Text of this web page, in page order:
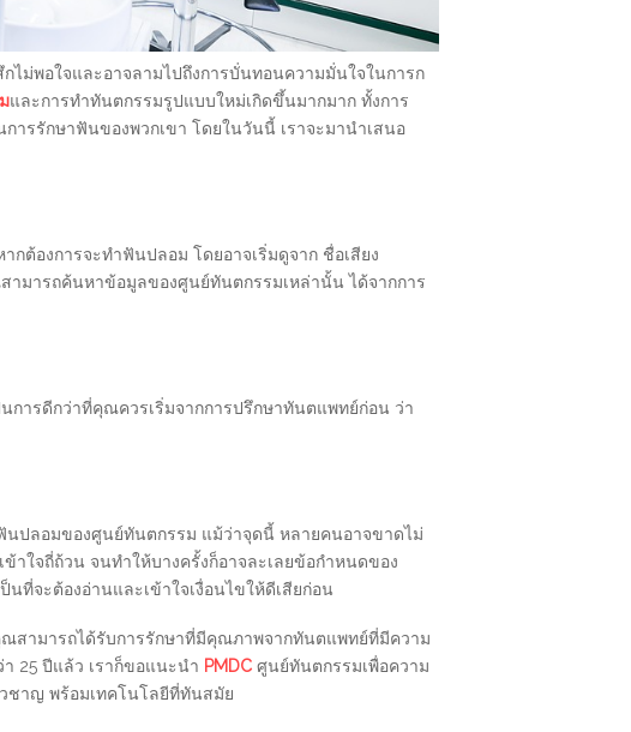
ม่พอใจและอาจลามไปถึงการบั่นทอนความมั่นใจในการก
และการทำทันตกรรมรูปแบบใหม่เกิดขึ้นมากมาก ทั้งการ
รรักษาฟันของพวกเขา โดยในวันนี้ เราจะมานำเสนอ
ต้องการจะทำฟันปลอม โดยอาจเริ่มดูจาก ชื่อเสียง
มารถค้นหาข้อมูลของศูนย์ทันตกรรมเหล่านั้น ได้จากการ
การดีกว่าที่คุณควรเริ่มจากการปรึกษาทันตแพทย์ก่อน ว่า
นปลอมของศูนย์ทันตกรรม แม้ว่าจุดนี้ หลายคนอาจขาดไม่
าใจถี่ถ้วน จนทำให้บางครั้งก็อาจละเลยข้อกำหนดของ
จะต้องอ่านและเข้าใจเงื่อนไขให้ดีเสียก่อน
ณสามารถได้รับการรักษาที่มีคุณภาพจากทันตแพทย์ที่มีความ
25 ปีแล้ว เราก็ขอแนะนำ PMDC ศูนย์ทันตกรรมเพื่อความ
ชาญ พร้อมเทคโนโลยีที่ทันสมัย